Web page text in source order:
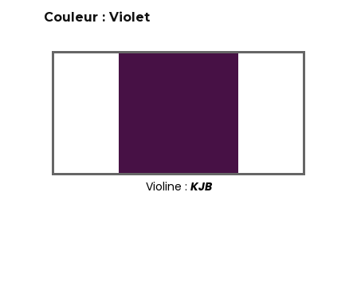
Couleur : Violet
Violine : KJB